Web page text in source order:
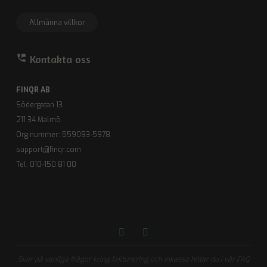
Allmänna villkor
perm_phone_msg Kontakta oss
FINQR AB
Södergatan 13
211 34 Malmö
Org.nummer: 559093-5978
support@finqr.com
Tel. 010-150 81 00
Svar på vanliga frågor kring fakturering och inkasso hittar du i vår FAQ